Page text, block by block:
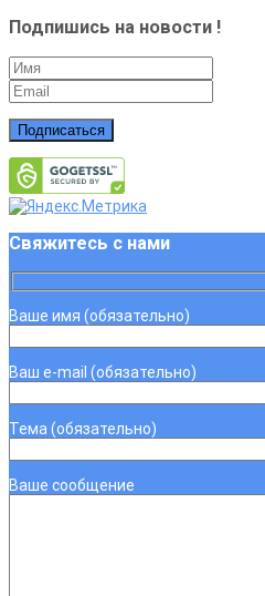
Подпишись на новости !
Подписаться
Свяжитесь с нами
Ваше имя (обязательно)
Ваш e-mail (обязательно)
Тема (обязательно)
Ваше сообщение